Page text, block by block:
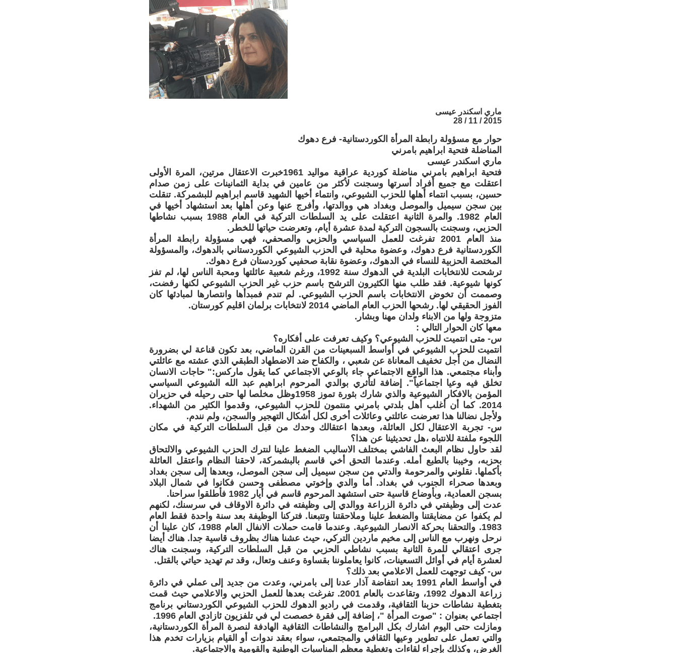
ماري اسكندر عيسى
2015 / 11 / 28
حوار مع مسؤولة رابطة المرأة الكوردستانية- فرع دهوك
المناضلة فتحية ابراهيم بامرني
ماري اسكندر عيسى
فتحية ابراهيم بامرني مناضلة كوردية عراقية مواليد 1961خبرت الاعتقال مرتين، المرة الأولى
اعتقلت مع جميع أفراد أسرتها وسجنت لأكثر من عامين في بداية الثمانينات على زمن صدام
حسين، بسبب انتماء أهلها للحزب الشيوعي، وانتماء أخيها الشهيد قاسم ابراهيم للبشمركة. تنقلت
بين سجن سيميل والموصل وبغداد هي ووالدتها، وأفرج عنها وعن أهلها بعد استشهاد أخيها في
العام 1982. والمرة الثانية اعتقلت على يد السلطات التركية في العام 1988 بسبب نشاطها
الحزبي، وسجنت بالسجون التركية لمدة عشرة أيام، وتعرضت حياتها للخطر.
منذ العام 2001 تفرغت للعمل السياسي والحزبي والصحفي، فهي مسؤولة رابطة المرأة
الكوردستانية فرع دهوك، وعضوة محلية في الحزب الشيوعي الكوردستاني بالدهوك، والمسؤولة
المختصة الحزبية للنساء في الدهوك، وعضوة نقابة صحفيي كوردستان فرع دهوك.
ترشحت للانتخابات البلدية في الدهوك سنة 1992، ورغم شعبية عائلتها ومحبة الناس لها، لم تفز
كونها شيوعية. فقد طلب منها الكثيرون الترشح باسم حزب غير الحزب الشيوعي لكنها رفضت،
وصممت أن تخوض الانتخابات باسم الحزب الشيوعي. لم تندم فمبدأها وانتصارها لمبادئها كان
الفوز الحقيقي لها. رشحها الحزب العام الماضي 2014 لانتخابات برلمان اقليم كورستان.
متزوجة ولها من الابناء ولدان مهنا وبشار.
معها كان الحوار التالي :
س- متى انتميت للحزب الشيوعي؟ وكيف تعرفت على أفكاره؟
انتميت للحزب الشيوعي في أواسط السبعينات من القرن الماضي، بعد تكون قناعة لي بضرورة
النضال من أجل تخفيف المعاناة عن شعبي ، والكفاح ضد الاضطهاد الطبقي الذي عشته مع عائلتي
وأبناء مجتمعي. هذا الواقع الاجتماعي جاء بالوعي الاجتماعي كما يقول ماركس:" حاجات الانسان
تخلق فيه وعيا اجتماعياً". إضافة لتأثري بوالدي المرحوم ابراهيم عبد الله الشيوعي السياسي
المؤمن بالافكار الشيوعية والذي شارك بثورة تموز 1958وظل مخلصا لها حتى رحيله في حزيران
2014. كما أن أغلب أهل بلدتي بامرني منتمون للحزب الشيوعي، وقدموا الكثير من الشهداء.
ولأجل نضالنا هذا تعرضت عائلتي وعائلات أخرى لكل أشكال التهجير والسجن، ولم نندم.
س- تجربة الاعتقال لكل العائلة، وبعدها اعتقالك وحدك من قبل السلطات التركية في مكان
اللجوء ملفتة للانتباه ،هل تحديثينا عن هذا؟
لقد حاول نظام البعث الفاشي بمختلف الاساليب الضغط علينا لنترك الحزب الشيوعي والالتحاق
بحزبه، وخيبنا بالطبع أمله. وعندما التحق أخي قاسم بالبشمركة، لاحقنا النظام واعتقل العائلة
بأكملها. نقلوني والمرحومة والدتي من سجن سيميل إلى سجن الموصل، وبعدها إلى سجن بغداد
وبعدها صحراء الجنوب في بغداد. أما والدي وإخوتي مصطفى وحسن فكانوا في شمال البلاد
بسجن العمادية، وبأوضاع قاسية حتى استشهد المرحوم قاسم في أيار 1982 فأطلقوا سراحنا.
عدت إلى وظيفتي في دائرة الزراعة ووالدي إلى وظيفته في دائرة الاوقاف في سرسنك، لكنهم
لم يكفوا عن مضايقتنا والضغط علينا وملاحقتنا وتتبعنا. فتركنا الوظيفة بعد سنة واحدة فقط العام
1983. والتحقنا بحركة الانصار الشيوعية. وعندما قامت حملات الانفال العام 1988، كان علينا أن
نرحل ونهرب مع الناس إلى مخيم ماردين التركي، حيث عشنا هناك بظروف قاسية جدا. هناك أيضا
جرى اعتقالي للمرة الثانية بسبب نشاطي الحزبي من قبل السلطات التركية، وسجنت هناك
لعشرة أيام في أوائل التسعينات، كانوا يعاملوننا بقساوة وعنف وتعال، وقد تم تهديد حياتي بالقتل.
س- كيف توجهت للعمل الاعلامي بعد ذلك؟
في أواسط العام 1991 بعد انتفاضة آذار عدنا إلى بامرني، وعدت من جديد إلى عملي في دائرة
زراعة الدهوك 1992، وتقاعدت بالعام 2001. تفرغت بعدها للعمل الحزبي والاعلامي حيث قمت
بتغطية نشاطات حزبنا الثقافية، وقدمت في راديو الدهوك للحزب الشيوعي الكوردستاني برنامج
اجتماعي بعنوان : "صوت المرأة "، إضافة إلى فقرة خصصت لي في تلفزيون ئازادي العام 1996.
ومازلت حتى اليوم اشارك بكل البرامج والنشاطات الثقافية الهادفة لنصرة المرأة الكوردستانية،
والتي تعمل على تطوير وعيها الثقافي والمجتمعي، سواء بعقد ندوات أو القيام بزيارات تخدم هذا
الغرض، وكذلك بإجراء لقاءات وتغطية معظم المناسبات الوطنية والقومية والاجتماعية.